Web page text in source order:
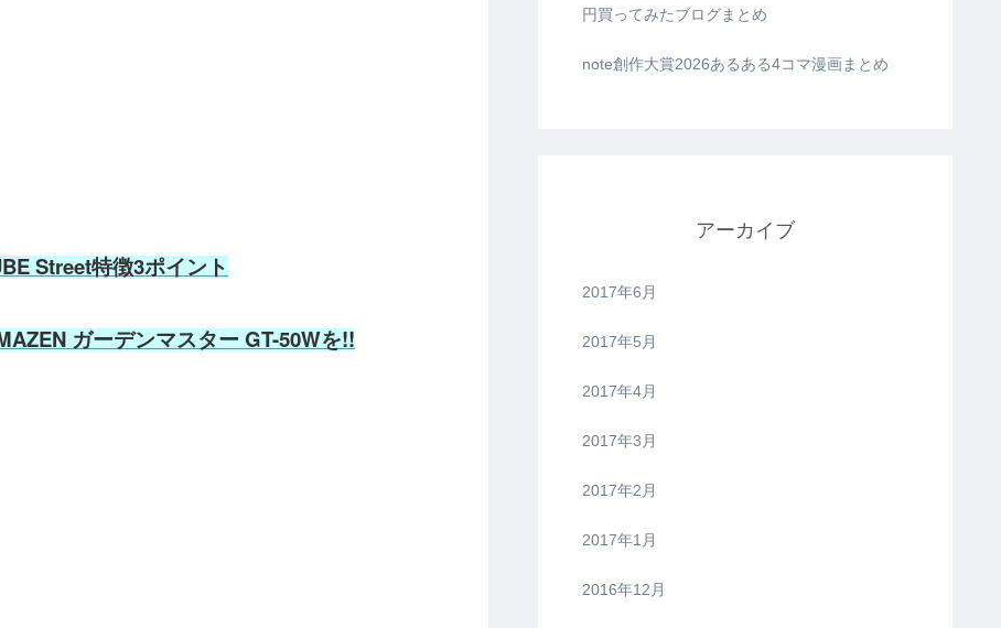
Street特徴3ポイント
ガーデンマスター GT-50Wを!!
円買ってみたブログまとめ
note創作大賞2026あるある4コマ漫画まとめ
アーカイブ
2017年6月
2017年5月
2017年4月
2017年3月
2017年2月
2017年1月
2016年12月